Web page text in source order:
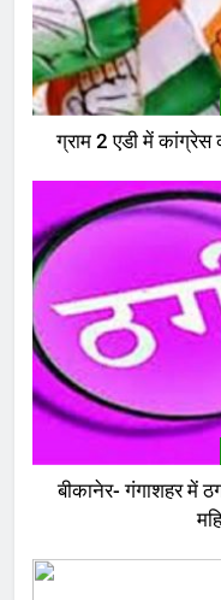
ग्राम 2 एडी में
बीकानेर- गंगाशहर में ठग गिरोह